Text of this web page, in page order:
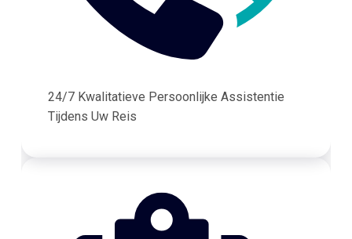
24/7 Kwalitatieve Persoonlijke Assistentie
Tijdens Uw Reis